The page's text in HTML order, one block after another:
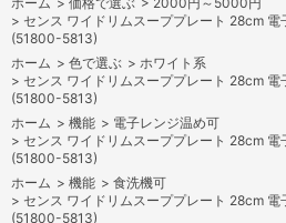
> センス ワイドリムスーププレート 28cm
(51800-5813)
ホーム > 色で選ぶ > ホワイト系
> センス ワイドリムスーププレート 28cm
(51800-5813)
ホーム > 機能 > 電子レンジ温め可
> センス ワイドリムスーププレート 28cm
(51800-5813)
ホーム > 機能 > 食洗機可
> センス ワイドリムスーププレート 28cm
(51800-5813)